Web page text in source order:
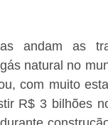
andam as
natural no
com muito
R$ 3 bilhões